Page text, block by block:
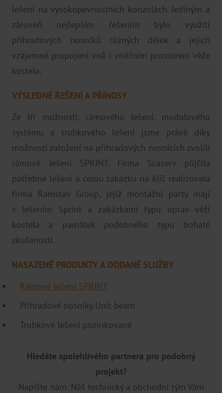
lešení na vysokopevnostních konzolách. Jediným a
zároveň nejlepším řešením bylo využití
příhradových nosníků různých délek a jejich
vzájemné propojení vně i vnitřním prostorem věže
kostela.
VÝSLEDNÉ ŘEŠENÍ A PŘÍNOSY
Ze tří možností, rámového lešení, modulového
systému a trubkového lešení jsme právě díky
možnosti založení na příhradových nosnících zvolili
rámové lešení SPRINT. Firma Scaserv půjčila
potřebné lešení a celou zakázku na klíč realizovala
firma Ramstav Group, jejíž montážní party mají
s lešením Sprint a zakázkami typu oprav věží
kostela a památek podobného typu bohaté
zkušenosti.
NASAZENÉ PRODUKTY A DODANÉ SLUŽBY
Rámové lešení SPRINT
Příhradové nosníky Unit beam
Trubkové lešení pozinkované
Hledáte spolehlivého partnera pro podobný
projekt?
Napište nám. Náš technický a obchodní tým Vám